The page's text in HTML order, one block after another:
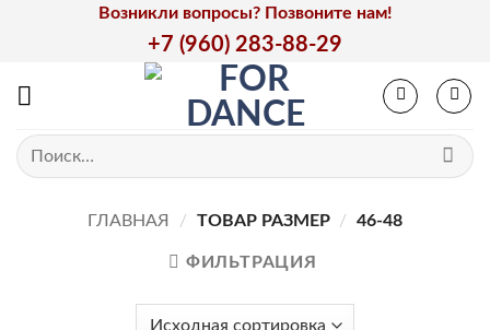
Возникли вопросы? Позвоните нам!
+7 (960) 283-88-29
Искать:
ГЛАВНАЯ / ТОВАР РАЗМЕР / 46-48
ФИЛЬТРАЦИЯ